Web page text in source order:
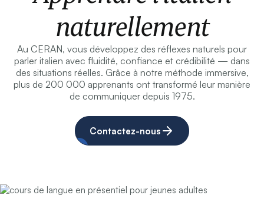
naturellement
Au CERAN, vous développez des réflexes naturels pour
parler italien avec fluidité, confiance et crédibilité — dans
des situations réelles. Grâce à notre méthode immersive,
plus de 200 000 apprenants ont transformé leur manière
de communiquer depuis 1975.
Contactez-nous